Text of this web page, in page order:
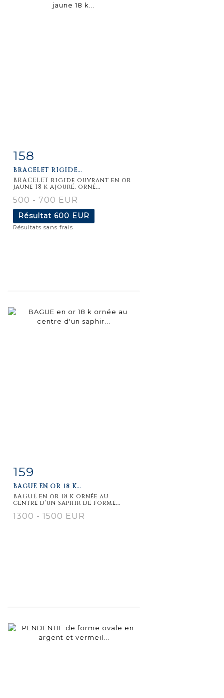
détaillée
158
BRACELET RIGIDE...
BRACELET rigide ouvrant en or
jaune 18 k ajouré, orné...
500 - 700 EUR
Résultat 600 EUR
Résultats sans frais
159
BAGUE EN OR 18 K...
BAGUE en or 18 k ornée au
centre d'un saphir de forme...
1300 - 1500 EUR